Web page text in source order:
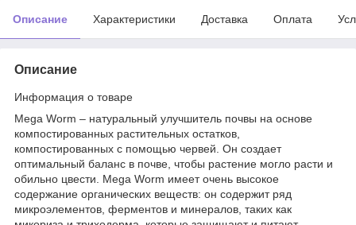
Описание Характеристики Доставка Оплата
Описание
Информация о товаре
Mega Worm – натуральный улучшитель почвы на основе
компостированных растительных остатков,
компостированных с помощью червей. Он создает
оптимальный баланс в почве, чтобы растение могло расти и
обильно цвести. Mega Worm имеет очень высокое
содержание органических веществ: он содержит ряд
микроэлементов, ферментов и минералов, таких как